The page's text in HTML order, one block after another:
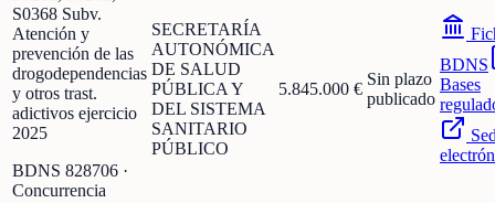
S0368 Subv.
Atención y
prevención de las
drogodependencias
y otros trast.
adictivos ejercicio
2025
BDNS 828706 ·
Concurrencia
SECRETARÍA
AUTONÓMICA
DE SALUD
PÚBLICA Y
DEL SISTEMA
SANITARIO
PÚBLICO
5.845.000 €
Sin plazo
publicado
BDNS
Bases